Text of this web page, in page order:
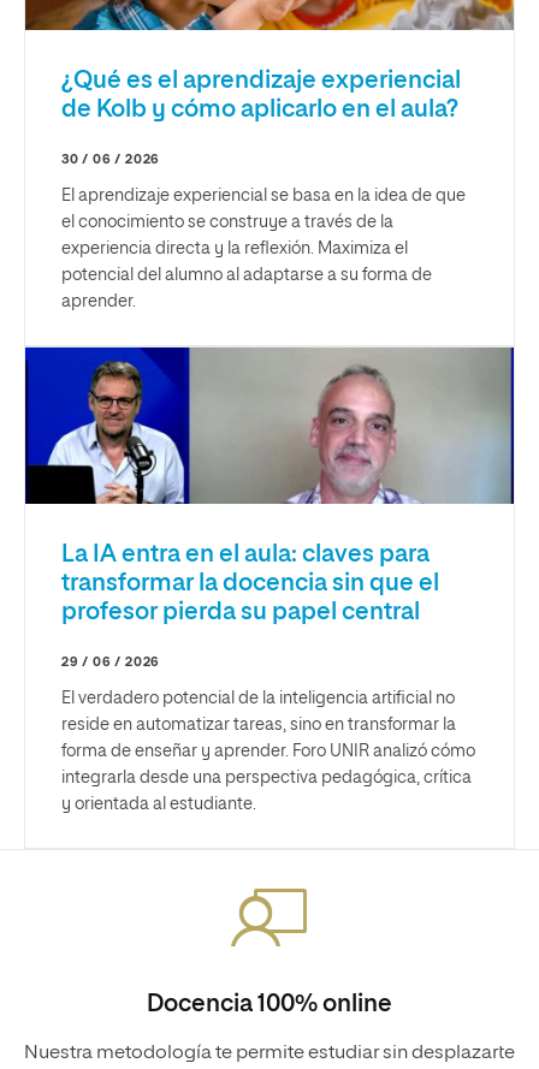
¿Qué es el aprendizaje experiencial
de Kolb y cómo aplicarlo en el aula?
30 / 06 / 2026
El aprendizaje experiencial se basa en la idea de que
el conocimiento se construye a través de la
experiencia directa y la reflexión. Maximiza el
potencial del alumno al adaptarse a su forma de
aprender.
La IA entra en el aula: claves para
transformar la docencia sin que el
profesor pierda su papel central
29 / 06 / 2026
El verdadero potencial de la inteligencia artificial no
reside en automatizar tareas, sino en transformar la
forma de enseñar y aprender. Foro UNIR analizó cómo
integrarla desde una perspectiva pedagógica, crítica
y orientada al estudiante.
Docencia 100% online
Nuestra metodología te permite estudiar sin desplazarte